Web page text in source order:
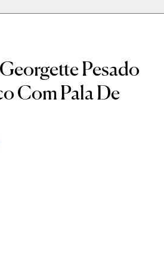
Pesado
Com Pala De